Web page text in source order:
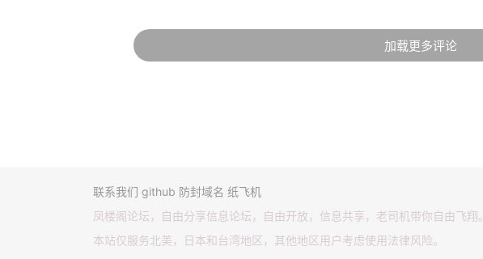
加载更多评论
联系我们 github 防封域名 纸飞机
凤楼阁论坛，自由分享信息论坛，自由开放，信息共享，老司机带你自由飞翔。
本站仅服务北美，日本和台湾地区，其他地区用户考虑使用法律风险。